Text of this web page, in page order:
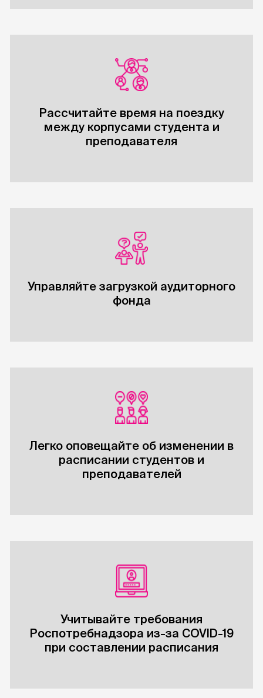
Рассчитайте время на поездку
между корпусами студента и
преподавателя
Управляйте загрузкой аудиторного
фонда
Легко оповещайте об изменении в
расписании студентов и
преподавателей
Учитывайте требования
Роспотребнадзора из-за COVID-19
при составлении расписания